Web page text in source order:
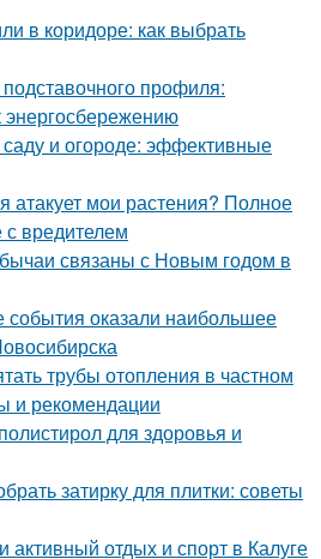
в коридоре: как выбрать
профиля:
и огороде: эффективные
атакует мои растения? Полное
с вредителем
связаны с Новым годом в
события оказали наибольшее
трубы отопления в частном
и рекомендации
для здоровья и
затирку для плитки: советы
активный отдых и спорт в Калуге